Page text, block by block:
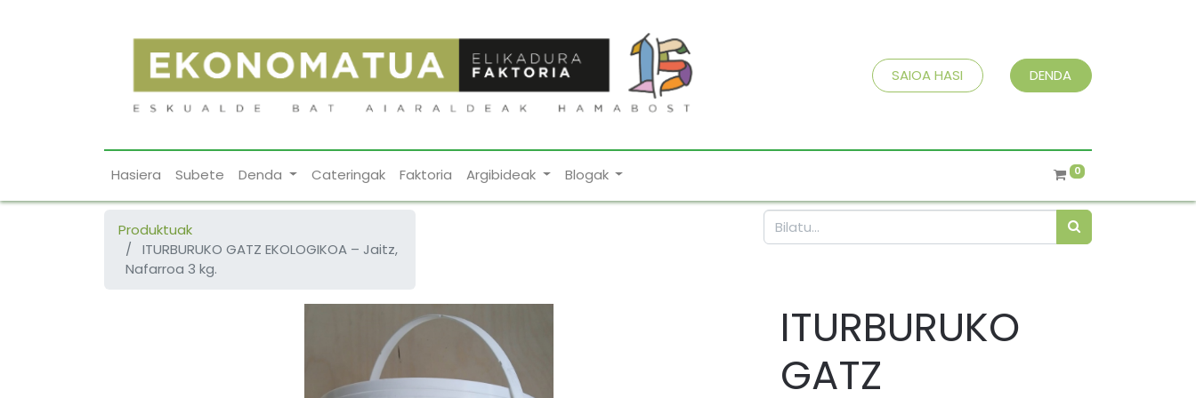
SAIOA HASI DENDA
Hasiera Subete Denda Cateringak Faktoria Argibideak Blogak 0
Produktuak
ITURBURUKO GATZ EKOLOGIKOA – Jaitz,
Nafarroa 3 kg.
ITURBURUKO
GATZ